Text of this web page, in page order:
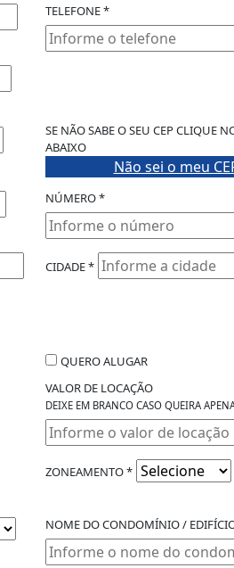
TELEFONE *
SE NÃO SABE O SEU CEP CLIQUE
ABAIXO
Não sei o meu
NÚMERO *
CIDADE *
QUERO ALUGAR
VALOR DE LOCAÇÃO
DEIXE EM BRANCO CASO QUEIRA
ZONEAMENTO *
NOME DO CONDOMÍNIO /